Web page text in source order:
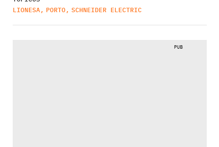
LIONESA, PORTO, SCHNEIDER ELECTRIC
PUB